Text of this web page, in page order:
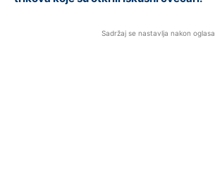
Sadržaj se nastavlja nakon oglasa